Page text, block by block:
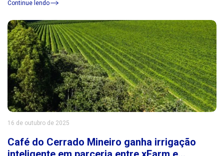
Continue lendo
16 de outubro de 2025
Café do Cerrado Mineiro ganha irrigação